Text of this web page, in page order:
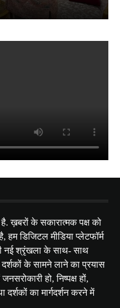
है. ख़बरों के सकारात्मक पक्ष को
डिजिटल मीडिया प्लेटफॉर्म
की नई श्रृंखला के साथ- साथ
के सामने लाने का प्रयास
हो, निष्पक्ष हों,
दर्शकों का मार्गदर्शन करने में